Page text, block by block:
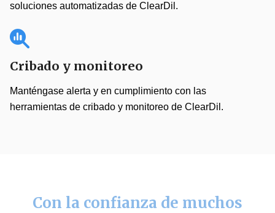
soluciones automatizadas de ClearDil.
Cribado y monitoreo
Manténgase alerta y en cumplimiento con las
herramientas de cribado y monitoreo de ClearDil.
Con la confianza de muchos